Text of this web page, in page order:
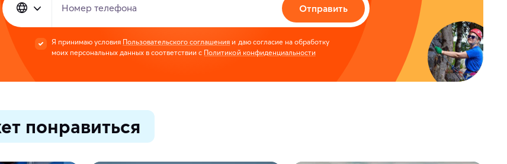
Номер телефона Отправить
Я принимаю условия Пользовательского соглашения и даю согласие на обработку
моих персональных данных в соответствии с Политикой конфиденциальности
понравиться